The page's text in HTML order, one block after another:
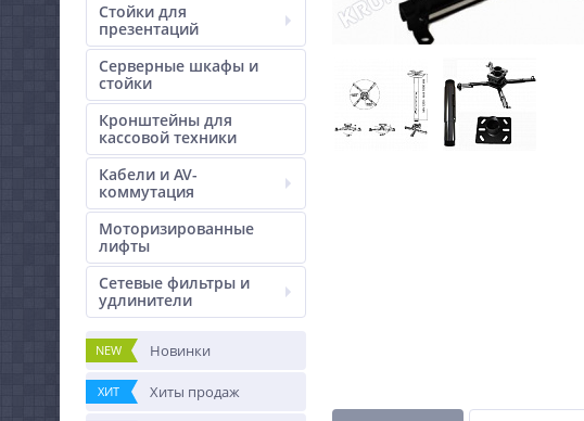
Стойки для
презентаций
Серверные шкафы и
стойки
Кронштейны для
кассовой техники
Кабели и AV-
коммутация
Моторизированные
лифты
Сетевые фильтры и
удлинители
NEW Новинки
ХИТ Хиты продаж